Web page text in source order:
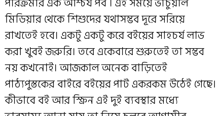
মিডিয়ার থেকে শিশুদের যথাসম্ভব দূরে সরিয়ে
রাখতেই হবে। একটু একটু করে ব‌ইয়ের সাহচর্য লাভ
করা খুবই জরুরি। তবে একেবারে শুরুতেই তা সম্ভব
নয় কখনোই। আজকাল অনেক বাড়িতেই
পাঠ্যপুস্তকের বাইরে বইয়ের পাট একরকম উঠেই গেছে।
কীভাবে ব‌ই আর স্ক্রিন এই দুই ব্যবস্থার মধ্যে